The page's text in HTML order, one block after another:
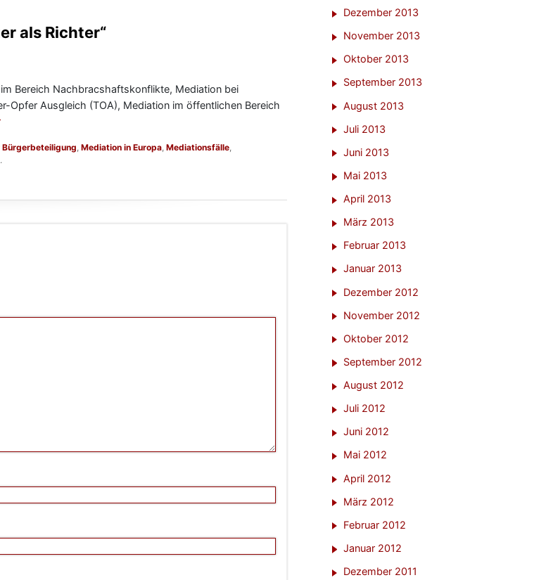
als Richter“
Bereich Nachbracshaftskonflikte, Mediation bei
Opfer Ausgleich (TOA), Mediation im öffentlichen Bereich
, Mediation in Europa, Mediationsfälle,
.
Dezember 2013
November 2013
Oktober 2013
September 2013
August 2013
Juli 2013
Juni 2013
Mai 2013
April 2013
März 2013
Februar 2013
Januar 2013
Dezember 2012
November 2012
Oktober 2012
September 2012
August 2012
Juli 2012
Juni 2012
Mai 2012
April 2012
März 2012
Februar 2012
Januar 2012
Dezember 2011